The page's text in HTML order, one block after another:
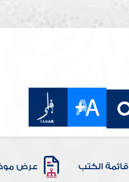
قائمة الكتب عرض